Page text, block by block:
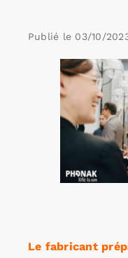
Annonces
Publié le 03/10/
l'image
agrandie
Le fabricant